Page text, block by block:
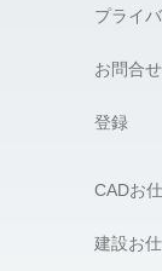
プライ
お問合せ
登録
CADお
建設お